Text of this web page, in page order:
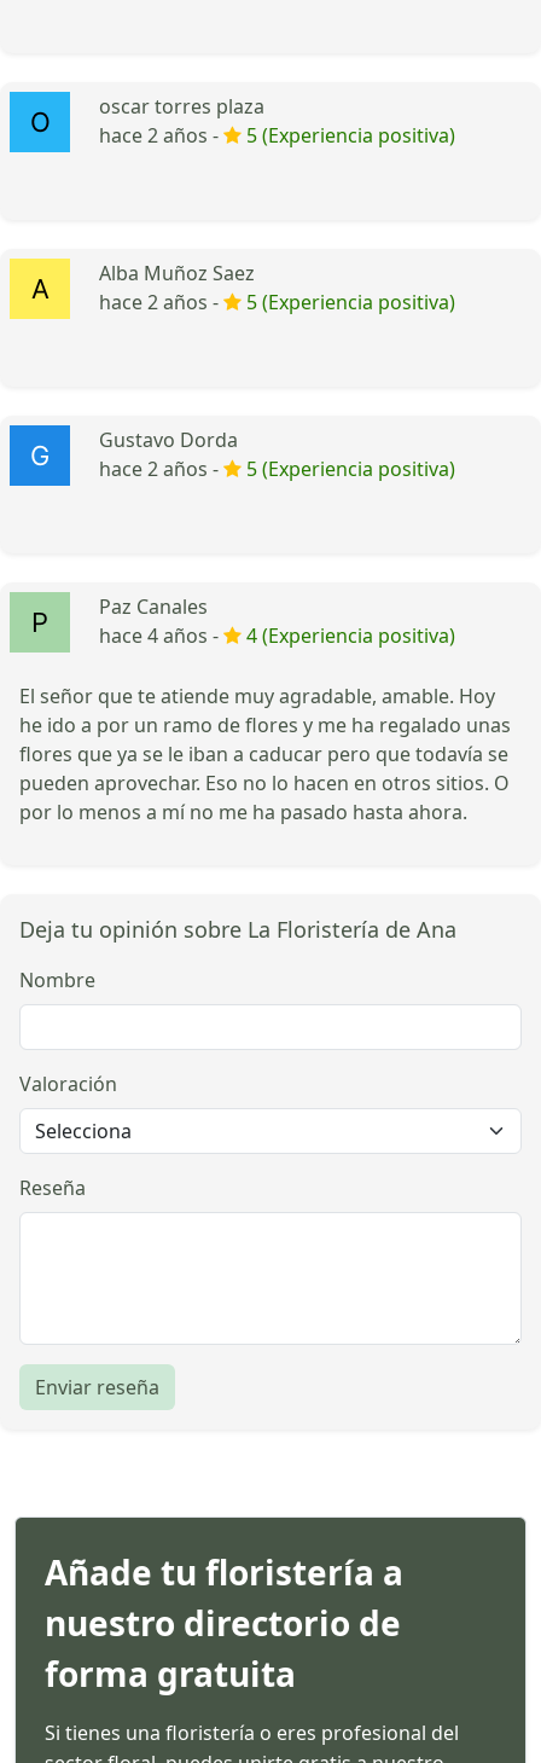
oscar torres plaza
hace 2 años -
5 (Experiencia positiva)
Alba Muñoz Saez
hace 2 años -
5 (Experiencia positiva)
Gustavo Dorda
hace 2 años -
5 (Experiencia positiva)
Paz Canales
hace 4 años -
4 (Experiencia positiva)
El señor que te atiende muy agradable, amable. Hoy
he ido a por un ramo de flores y me ha regalado unas
flores que ya se le iban a caducar pero que todavía se
pueden aprovechar. Eso no lo hacen en otros sitios. O
por lo menos a mí no me ha pasado hasta ahora.
Deja tu opinión sobre La Floristería de Ana
Nombre
Valoración
Reseña
Enviar reseña
Añade tu floristería a
nuestro directorio de
forma gratuita
Si tienes una floristería o eres profesional del